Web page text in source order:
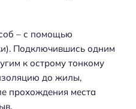
– с помощью
Подключившись одним
к острому тонкому
до жилы,
прохождения места